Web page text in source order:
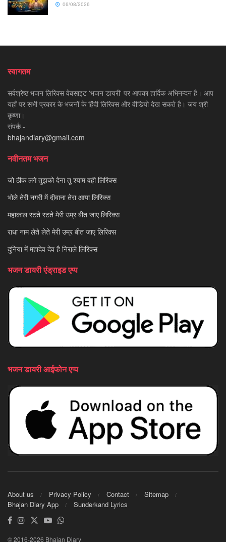
06/08/2026
स्वागतम
सर्वश्रेष्ठ भजन लिरिक्स वेबसाइट 'भजन डायरी' पर आपका हार्दिक अभिनन्दन है। आप
यहाँ पर सभी प्रकार के भजनों के हिंदी लिरिक्स और वीडियो देख सकते है। जय श्री
कृष्णा।
संपर्क -
bhajandiary@gmail.com
नवीनतम भजन
जो ठीक लगे तुझको देना तू श्याम वही लिरिक्स
भोले तेरी नगरी में दीवाना तेरा आया लिरिक्स
महाकाल रटते रटते मेरी उम्र बीत जाए लिरिक्स
राधा नाम लेते लेते मेरी उम्र बीत जाए लिरिक्स
दुनिया में महादेव देव है निराले लिरिक्स
भजन डायरी एंड्राइड एप्प
भजन डायरी आईफोन एप्प
About us Privacy Policy Contact
Sitemap
Bhajan Diary App
Sunderkand Lyrics
© 2016-2026 Bhajan Diary